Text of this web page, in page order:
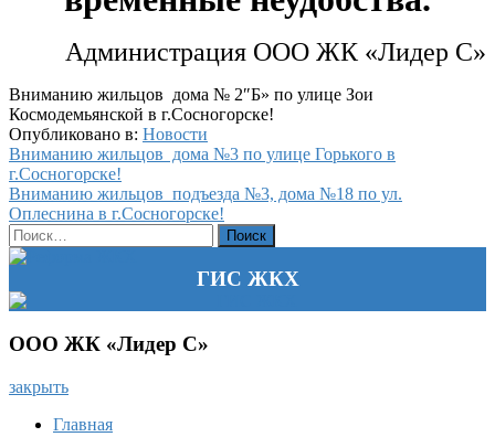
Администрация ООО ЖК «Лидер С»
Вниманию жильцов дома № 2″Б» по улице Зои
Космодемьянской в г.Сосногорске!
Опубликовано в: Новости
Навигация
по
записям
Вниманию жильцов дома №3 по улице Горького в
г.Сосногорске!
Вниманию жильцов подъезда №3, дома №18 по ул.
Оплеснина в г.Сосногорске!
Найти:
ГИС ЖКХ
ООО ЖК «Лидер С»
закрыть
Главная